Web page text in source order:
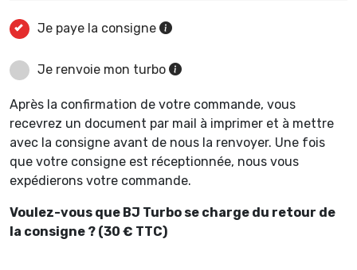
Je paye la consigne
Je renvoie mon turbo
Après la confirmation de votre commande, vous
recevrez un document par mail à imprimer et à mettre
avec la consigne avant de nous la renvoyer. Une fois
que votre consigne est réceptionnée, nous vous
expédierons votre commande.
Voulez-vous que BJ Turbo se charge du retour de
la consigne ? (30 € TTC)